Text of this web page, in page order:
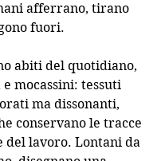
afferrano, tirano
fuori.
abiti del quotidiano,
mocassini: tessuti
ma dissonanti,
conservano le tracce
del lavoro. Lontani da